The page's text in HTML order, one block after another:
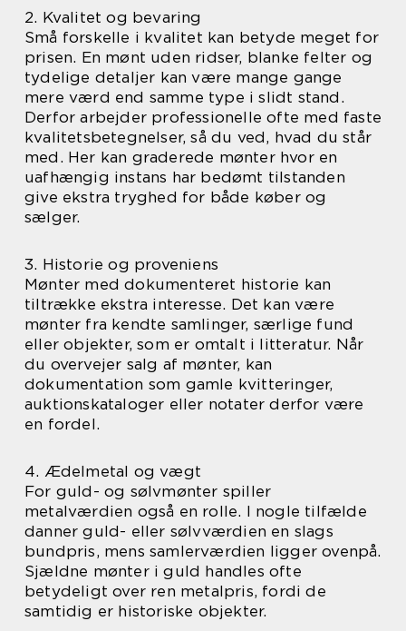
2. Kvalitet og bevaring
Små forskelle i kvalitet kan betyde meget for
prisen. En mønt uden ridser, blanke felter og
tydelige detaljer kan være mange gange
mere værd end samme type i slidt stand.
Derfor arbejder professionelle ofte med faste
kvalitetsbetegnelser, så du ved, hvad du står
med. Her kan graderede mønter hvor en
uafhængig instans har bedømt tilstanden
give ekstra tryghed for både køber og
sælger.
3. Historie og proveniens
Mønter med dokumenteret historie kan
tiltrække ekstra interesse. Det kan være
mønter fra kendte samlinger, særlige fund
eller objekter, som er omtalt i litteratur. Når
du overvejer salg af mønter, kan
dokumentation som gamle kvitteringer,
auktionskataloger eller notater derfor være
en fordel.
4. Ædelmetal og vægt
For guld- og sølvmønter spiller
metalværdien også en rolle. I nogle tilfælde
danner guld- eller sølvværdien en slags
bundpris, mens samlerværdien ligger ovenpå.
Sjældne mønter i guld handles ofte
betydeligt over ren metalpris, fordi de
samtidig er historiske objekter.